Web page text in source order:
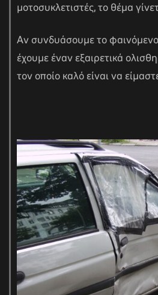
μοτοσυκλετιστές, το θέμα
Αν συνδυάσουμε το
έχουμε έναν εξαιρετικά
τον οποίο καλό είναι να